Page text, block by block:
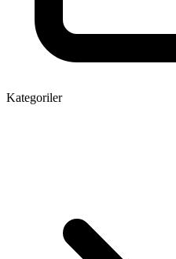
Kategoriler